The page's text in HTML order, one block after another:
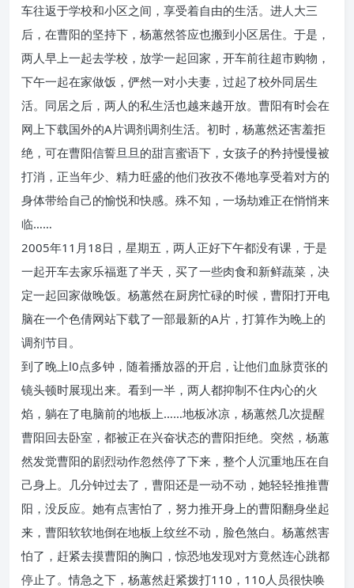
车往返于学校和小区之间，享受着自由的生活。进人大三
后，在曹阳的坚持下，杨蕙然答应也搬到小区居住。于是，
两人早上一起去学校，放学一起回家，开车前往超市购物，
下午一起在家做饭，俨然一对小夫妻，过起了校外同居生
活。同居之后，两人的私生活也越来越开放。曹阳有时会在
网上下载国外的A片调剂调剂生活。初时，杨蕙然还害羞拒
绝，可在曹阳信誓旦旦的甜言蜜语下，女孩子的矜持慢慢被
打消，正当年少、精力旺盛的他们孜孜不倦地享受着对方的
身体带给自己的愉悦和快感。殊不知，一场劫难正在悄悄来
临……
2005年11月18日，星期五，两人正好下午都没有课，于是
一起开车去家乐福逛了半天，买了一些肉食和新鲜蔬菜，决
定一起回家做晚饭。杨蕙然在厨房忙碌的时候，曹阳打开电
脑在一个色倩网站下载了一部最新的A片，打算作为晚上的
调剂节目。
到了晚上l0点多钟，随着播放器的开启，让他们血脉贲张的
镜头顿时展现出来。看到一半，两人都抑制不住内心的火
焰，躺在了电脑前的地板上……地板冰凉，杨蕙然几次提醒
曹阳回去卧室，都被正在兴奋状态的曹阳拒绝。突然，杨蕙
然发觉曹阳的剧烈动作忽然停了下来，整个人沉重地压在自
己身上。几分钟过去了，曹阳还是一动不动，她轻轻推推曹
阳，没反应。她有点害怕了，努力推开身上的曹阳翻身坐起
来，曹阳软软地倒在地板上纹丝不动，脸色煞白。杨蕙然害
怕了，赶紧去摸曹阳的胸口，惊恐地发现对方竟然连心跳都
停止了。情急之下，杨蕙然赶紧拨打110，110人员很快唤